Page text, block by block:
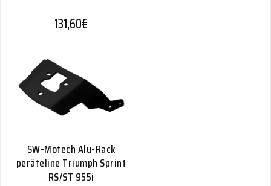
131,60€
SW-Motech Alu-Rack
peräteline Triumph Sprint
RS/ST 955i